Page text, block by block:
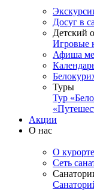
Досуг в
Детский
Игровые
Афиша
Туры
Тур
Акции
О нас
О курорте
Сеть